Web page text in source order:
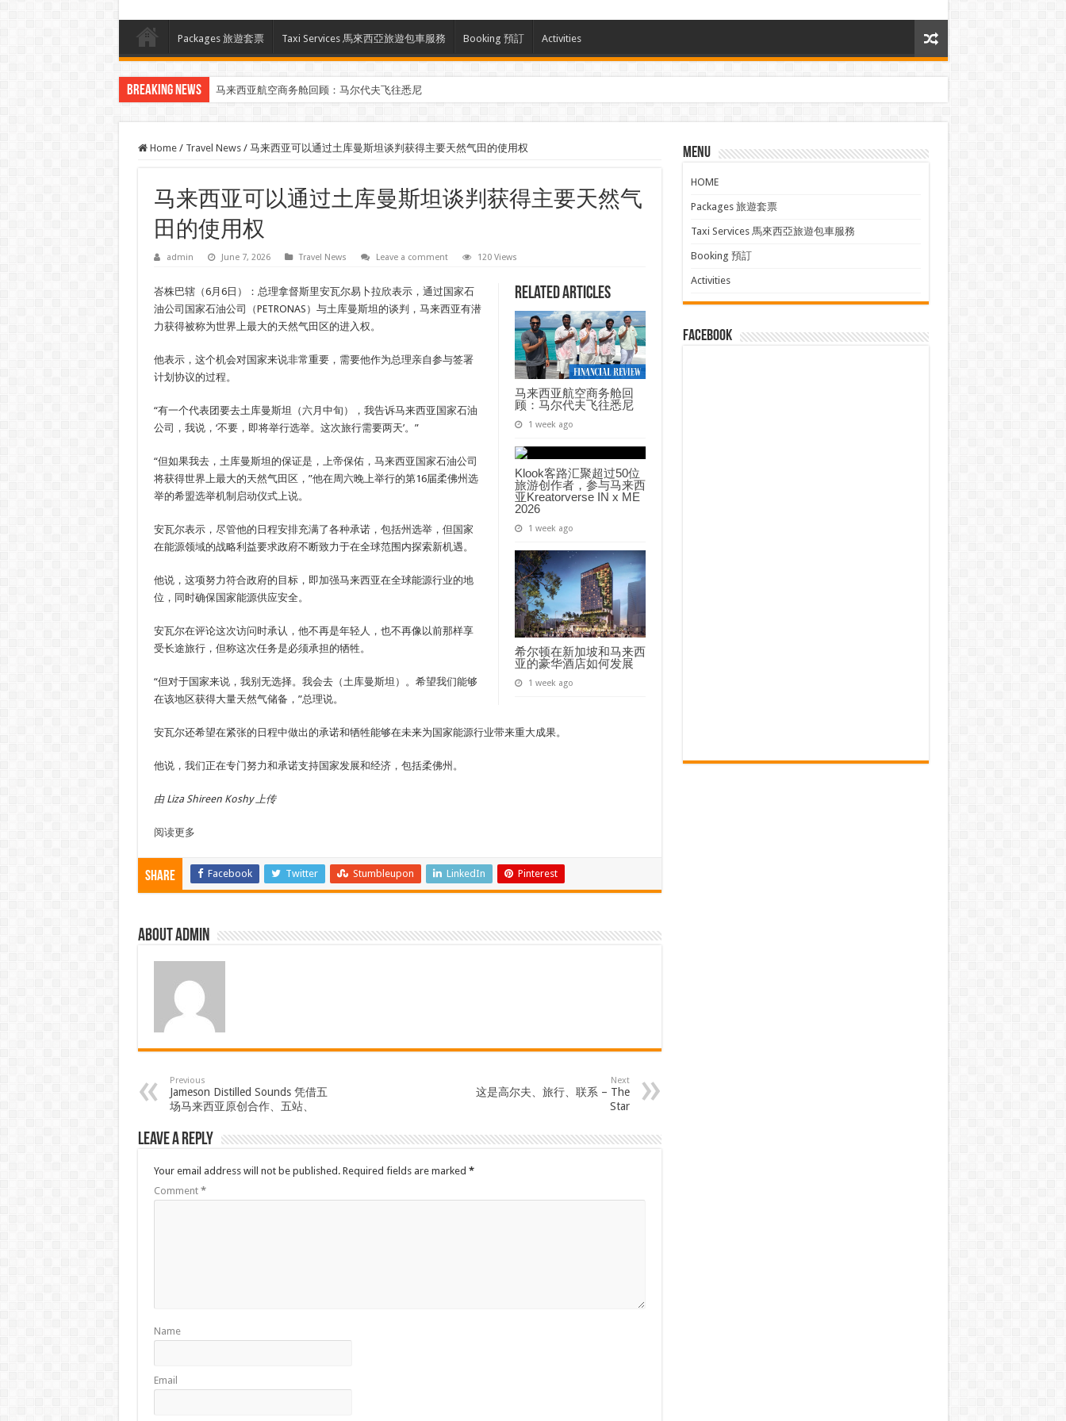
Packages 旅遊套票 Taxi Services 馬來西亞旅遊包車服務 Booking 預訂 Activities
Breaking News 马来西亚航空商务舱回顾：马尔代夫飞往悉尼
Home / Travel News / 马来西亚可以通过土库曼斯坦谈判获得主要天然气田的使用权
马来西亚可以通过土库曼斯坦谈判获得主要天然气
田的使用权
admin June 7, 2026 Travel News Leave a comment 120 Views
Related Articles
马来西亚航空商务舱回
顾：马尔代夫飞往悉尼
1 week ago
Klook客路汇聚超过50位
旅游创作者，参与马来西
亚Kreatorverse IN x ME
2026
1 week ago
希尔顿在新加坡和马来西
亚的豪华酒店如何发展
1 week ago
峇株巴辖（6月6日）：总理拿督斯里安瓦尔易卜拉欣表示，通过国家石
油公司国家石油公司（PETRONAS）与土库曼斯坦的谈判，马来西亚有潜
力获得被称为世界上最大的天然气田区的进入权。
他表示，这个机会对国家来说非常重要，需要他作为总理亲自参与签署
计划协议的过程。
“有一个代表团要去土库曼斯坦（六月中旬），我告诉马来西亚国家石油
公司，我说，‘不要，即将举行选举。这次旅行需要两天’。”
“但如果我去，土库曼斯坦的保证是，上帝保佑，马来西亚国家石油公司
将获得世界上最大的天然气田区，”他在周六晚上举行的第16届柔佛州选
举的希盟选举机制启动仪式上说。
安瓦尔表示，尽管他的日程安排充满了各种承诺，包括州选举，但国家
在能源领域的战略利益要求政府不断致力于在全球范围内探索新机遇。
他说，这项努力符合政府的目标，即加强马来西亚在全球能源行业的地
位，同时确保国家能源供应安全。
安瓦尔在评论这次访问时承认，他不再是年轻人，也不再像以前那样享
受长途旅行，但称这次任务是必须承担的牺牲。
“但对于国家来说，我别无选择。我会去（土库曼斯坦）。希望我们能够
在该地区获得大量天然气储备，”总理说。
安瓦尔还希望在紧张的日程中做出的承诺和牺牲能够在未来为国家能源行业带来重大成果。
他说，我们正在专门努力和承诺支持国家发展和经济，包括柔佛州。
由 Liza Shireen Koshy 上传
阅读更多
Share Facebook Twitter Stumbleupon LinkedIn Pinterest
About admin
Previous
Jameson Distilled Sounds 凭借五
场马来西亚原创合作、五站、
Next
这是高尔夫、旅行、联系 – The
Star
Leave a Reply
Your email address will not be published. Required fields are marked *
Comment *
Name
Email
Menu
HOME
Packages 旅遊套票
Taxi Services 馬來西亞旅遊包車服務
Booking 預訂
Activities
facebook